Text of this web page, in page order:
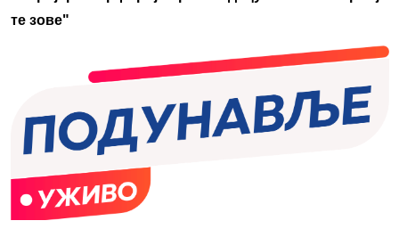
те зове"